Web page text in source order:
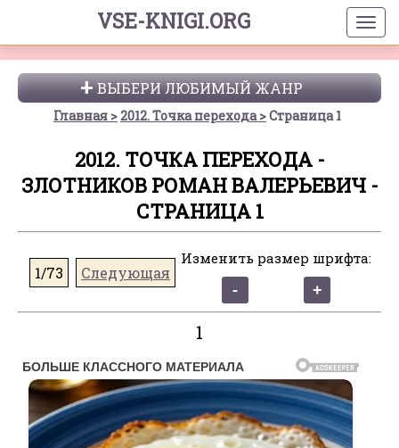
VSE-KNIGI.ORG
ВЫБЕРИ ЛЮБИМЫЙ ЖАНР
Главная 2012. Точка перехода Страница 1
2012. ТОЧКА ПЕРЕХОДА -
ЗЛОТНИКОВ РОМАН ВАЛЕРЬЕВИЧ -
СТРАНИЦА 1
1/73 Следующая
Изменить размер шрифта:
1